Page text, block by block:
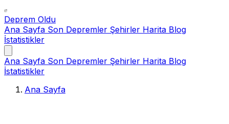
Deprem Oldu
Ana Sayfa Son Depremler Şehirler Harita Blog
İstatistikler
Ana Sayfa Son Depremler Şehirler Harita Blog
İstatistikler
Ana Sayfa